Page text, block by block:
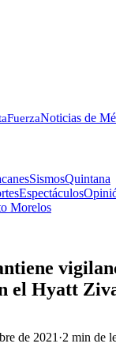
FuerzaNoticias de
SismosQuintana
Espectáculos
Morelos
el Hyatt
de 2021 ·2 min de